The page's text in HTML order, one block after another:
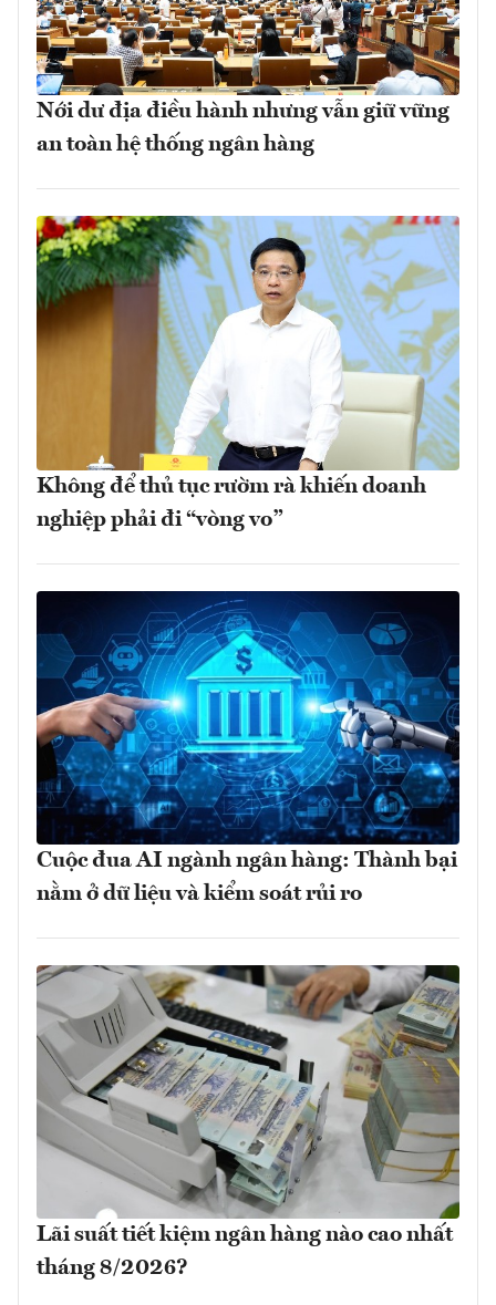
Nới dư địa điều hành nhưng vẫn giữ vững
an toàn hệ thống ngân hàng
Không để thủ tục rườm rà khiến doanh
nghiệp phải đi “vòng vo”
Cuộc đua AI ngành ngân hàng: Thành bại
nằm ở dữ liệu và kiểm soát rủi ro
Lãi suất tiết kiệm ngân hàng nào cao nhất
tháng 8/2026?